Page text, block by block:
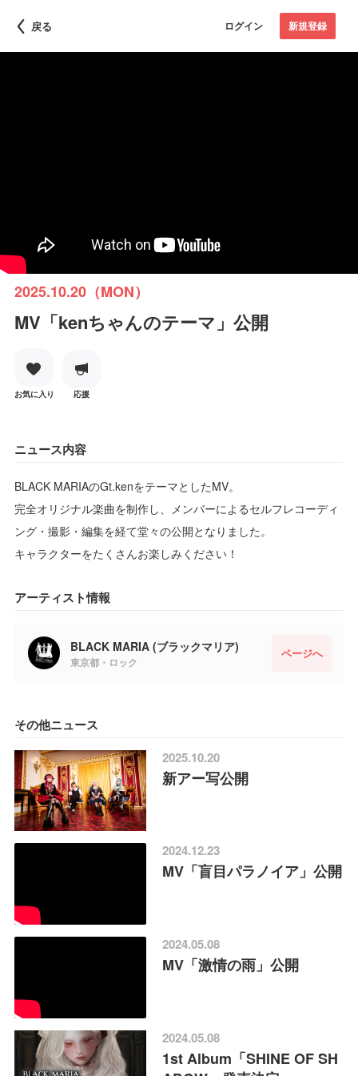
戻る ログイン 新規登録
2025.10.20（MON）
MV「kenちゃんのテーマ」公開
お気に入り 応援
ニュース内容
BLACK MARIAのGt.kenをテーマとしたMV。
完全オリジナル楽曲を制作し、メンバーによるセルフレコーディ
ング・撮影・編集を経て堂々の公開となりました。
キャラクターをたくさんお楽しみください！
アーティスト情報
BLACK MARIA (ブラックマリア)
東京都・ロック
ページへ
その他ニュース
2025.10.20
新アー写公開
2024.12.23
MV「盲目パラノイア」公開
2024.05.08
MV「激情の雨」公開
2024.05.08
1st Album「SHINE OF SH